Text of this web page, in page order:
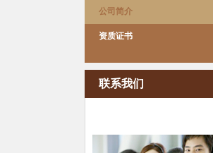
公司简介
资质证书
联系我们